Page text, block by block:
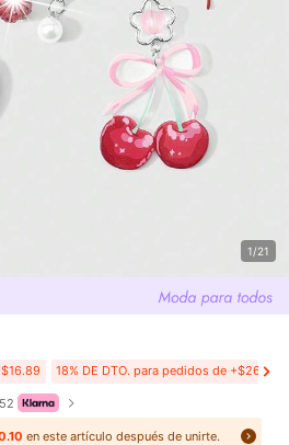
1/21
18% DE DTO. para pedidos de +$26.89
en este artículo después de unirte.